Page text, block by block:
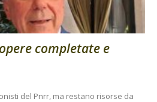
completate e
del Pnrr, ma restano risorse da